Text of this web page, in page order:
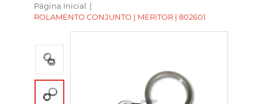
Página Inicial |
ROLAMENTO CONJUNTO | MERITOR | 802601